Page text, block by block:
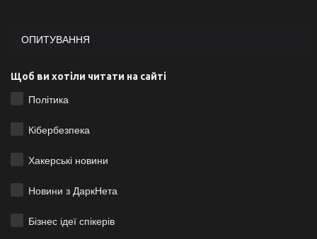
ОПИТУВАННЯ
Щоб ви хотіли читати на сайті
Політика
Кібербезпека
Хакерські новини
Новини з ДаркНета
Бізнес ідеї спікерів